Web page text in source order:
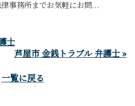
事務所までお気軽にお問...
士
芦屋市 金銭トラブル 弁護士 »
一覧に戻る